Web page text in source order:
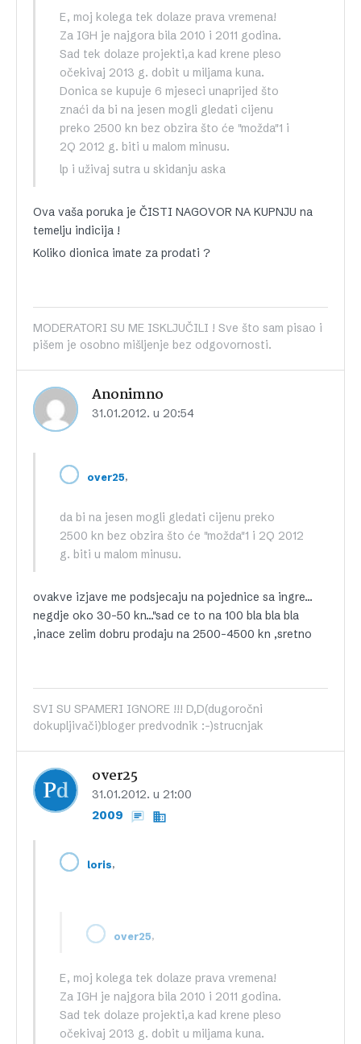
E, moj kolega tek dolaze prava vremena!
Za IGH je najgora bila 2010 i 2011 godina.
Sad tek dolaze projekti,a kad krene pleso
očekivaj 2013 g. dobit u miljama kuna.
Donica se kupuje 6 mjeseci unaprijed što
znaći da bi na jesen mogli gledati cijenu
preko 2500 kn bez obzira što će "možda"1 i
2Q 2012 g. biti u malom minusu.
lp i uživaj sutra u skidanju aska
Ova vaša poruka je ČISTI NAGOVOR NA KUPNJU na
temelju indicija !
Koliko dionica imate za prodati ?
MODERATORI SU ME ISKLJUČILI ! Sve što sam pisao i
pišem je osobno mišljenje bez odgovornosti.
Anonimno
31.01.2012. u 20:54
over25,
da bi na jesen mogli gledati cijenu preko
2500 kn bez obzira što će "možda"1 i 2Q 2012
g. biti u malom minusu.
ovakve izjave me podsjecaju na pojednice sa ingre…
negdje oko 30-50 kn…"sad ce to na 100 bla bla bla
,inace zelim dobru prodaju na 2500-4500 kn ,sretno
SVI SU SPAMERI IGNORE !!! D,D(dugoročni
dokupljivači)bloger predvodnik :-)strucnjak
over25
31.01.2012. u 21:00
2009
loris,
over25,
E, moj kolega tek dolaze prava vremena!
Za IGH je najgora bila 2010 i 2011 godina.
Sad tek dolaze projekti,a kad krene pleso
očekivaj 2013 g. dobit u miljama kuna.